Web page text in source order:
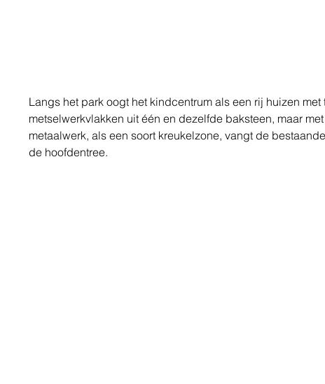
Langs het park oogt het kindcentrum als een rij huizen
metselwerkvlakken uit één en dezelfde baksteen, maar
metaalwerk, als een soort kreukelzone, vangt de
de hoofdentree.